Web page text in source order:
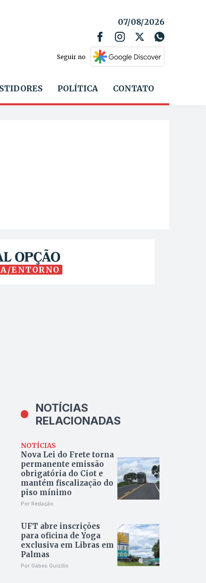
07/08/2026
Seguir no
POLÍTICA CONTATO
ENTORNO
NOTÍCIAS
RELACIONADAS
NOTÍCIAS
Nova Lei do Frete torna
permanente emissão
obrigatória do Ciot e
mantém fiscalização do
piso mínimo
Por Redação
UFT abre inscrições
para oficina de Yoga
exclusiva em Libras em
Palmas
Por Gabes Guizilin